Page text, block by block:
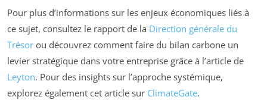
Pour plus d’informations sur les enjeux économiques liés à
ce sujet, consultez le rapport de la Direction générale du
Trésor ou découvrez comment faire du bilan carbone un
levier stratégique dans votre entreprise grâce à l’article de
Leyton. Pour des insights sur l’approche systémique,
explorez également cet article sur ClimateGate.